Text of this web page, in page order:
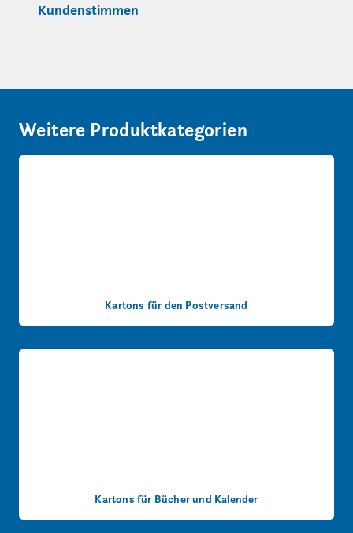
Kundenstimmen
Weitere Produktkategorien
Kartons für den Postversand
Kartons für Bücher und Kalender